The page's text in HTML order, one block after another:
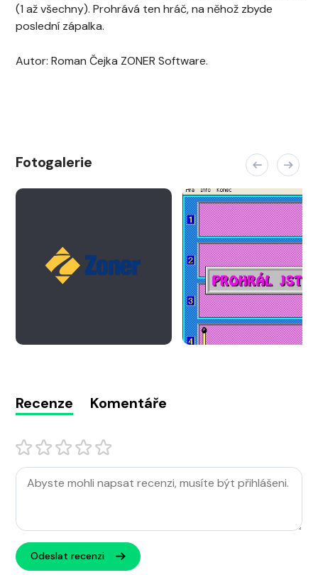
(1 až všechny). Prohrává ten hráč, na něhož zbyde
poslední zápalka.
Autor: Roman Čejka ZONER Software.
Fotogalerie
Recenze Komentáře
Odeslat recenzi